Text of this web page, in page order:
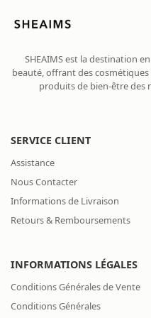
SHEAIMS est la destination
beauté, offrant des
produits de bien-être des
SERVICE CLIENT
Assistance
Nous Contacter
Informations de Livraison
Retours & Remboursements
INFORMATIONS LÉGALES
Conditions Générales de Vente
Conditions Générales